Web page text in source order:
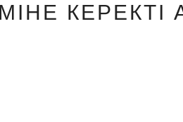
КЕРЕКТІ